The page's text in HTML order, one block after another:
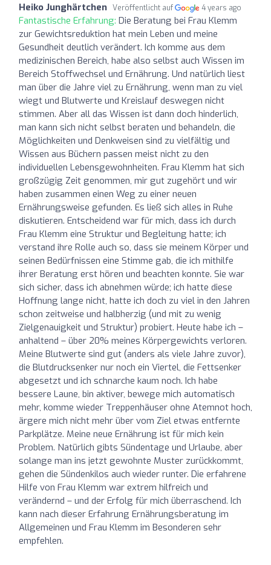
Heiko Junghärtchen Veröffentlicht auf 4 years ago
Fantastische Erfahrung: Die Beratung bei Frau Klemm
zur Gewichtsreduktion hat mein Leben und meine
Gesundheit deutlich verändert. Ich komme aus dem
medizinischen Bereich, habe also selbst auch Wissen im
Bereich Stoffwechsel und Ernährung. Und natürlich liest
man über die Jahre viel zu Ernährung, wenn man zu viel
wiegt und Blutwerte und Kreislauf deswegen nicht
stimmen. Aber all das Wissen ist dann doch hinderlich,
man kann sich nicht selbst beraten und behandeln, die
Möglichkeiten und Denkweisen sind zu vielfältig und
Wissen aus Büchern passen meist nicht zu den
individuellen Lebensgewohnheiten. Frau Klemm hat sich
großzügig Zeit genommen, mir gut zugehört und wir
haben zusammen einen Weg zu einer neuen
Ernährungsweise gefunden. Es ließ sich alles in Ruhe
diskutieren. Entscheidend war für mich, dass ich durch
Frau Klemm eine Struktur und Begleitung hatte; ich
verstand ihre Rolle auch so, dass sie meinem Körper und
seinen Bedürfnissen eine Stimme gab, die ich mithilfe
ihrer Beratung erst hören und beachten konnte. Sie war
sich sicher, dass ich abnehmen würde; ich hatte diese
Hoffnung lange nicht, hatte ich doch zu viel in den Jahren
schon zeitweise und halbherzig (und mit zu wenig
Zielgenauigkeit und Struktur) probiert. Heute habe ich –
anhaltend – über 20% meines Körpergewichts verloren.
Meine Blutwerte sind gut (anders als viele Jahre zuvor),
die Blutdrucksenker nur noch ein Viertel, die Fettsenker
abgesetzt und ich schnarche kaum noch. Ich habe
bessere Laune, bin aktiver, bewege mich automatisch
mehr, komme wieder Treppenhäuser ohne Atemnot hoch,
ärgere mich nicht mehr über vom Ziel etwas entfernte
Parkplätze. Meine neue Ernährung ist für mich kein
Problem. Natürlich gibts Sündentage und Urlaube, aber
solange man ins jetzt gewohnte Muster zurückkommt,
gehen die Sündenkilos auch wieder runter. Die erfahrene
Hilfe von Frau Klemm war extrem hilfreich und
verändernd – und der Erfolg für mich überraschend. Ich
kann nach dieser Erfahrung Ernährungsberatung im
Allgemeinen und Frau Klemm im Besonderen sehr
empfehlen.